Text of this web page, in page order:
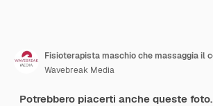
Wavebreak Media
Potrebbero piacerti anche queste foto.